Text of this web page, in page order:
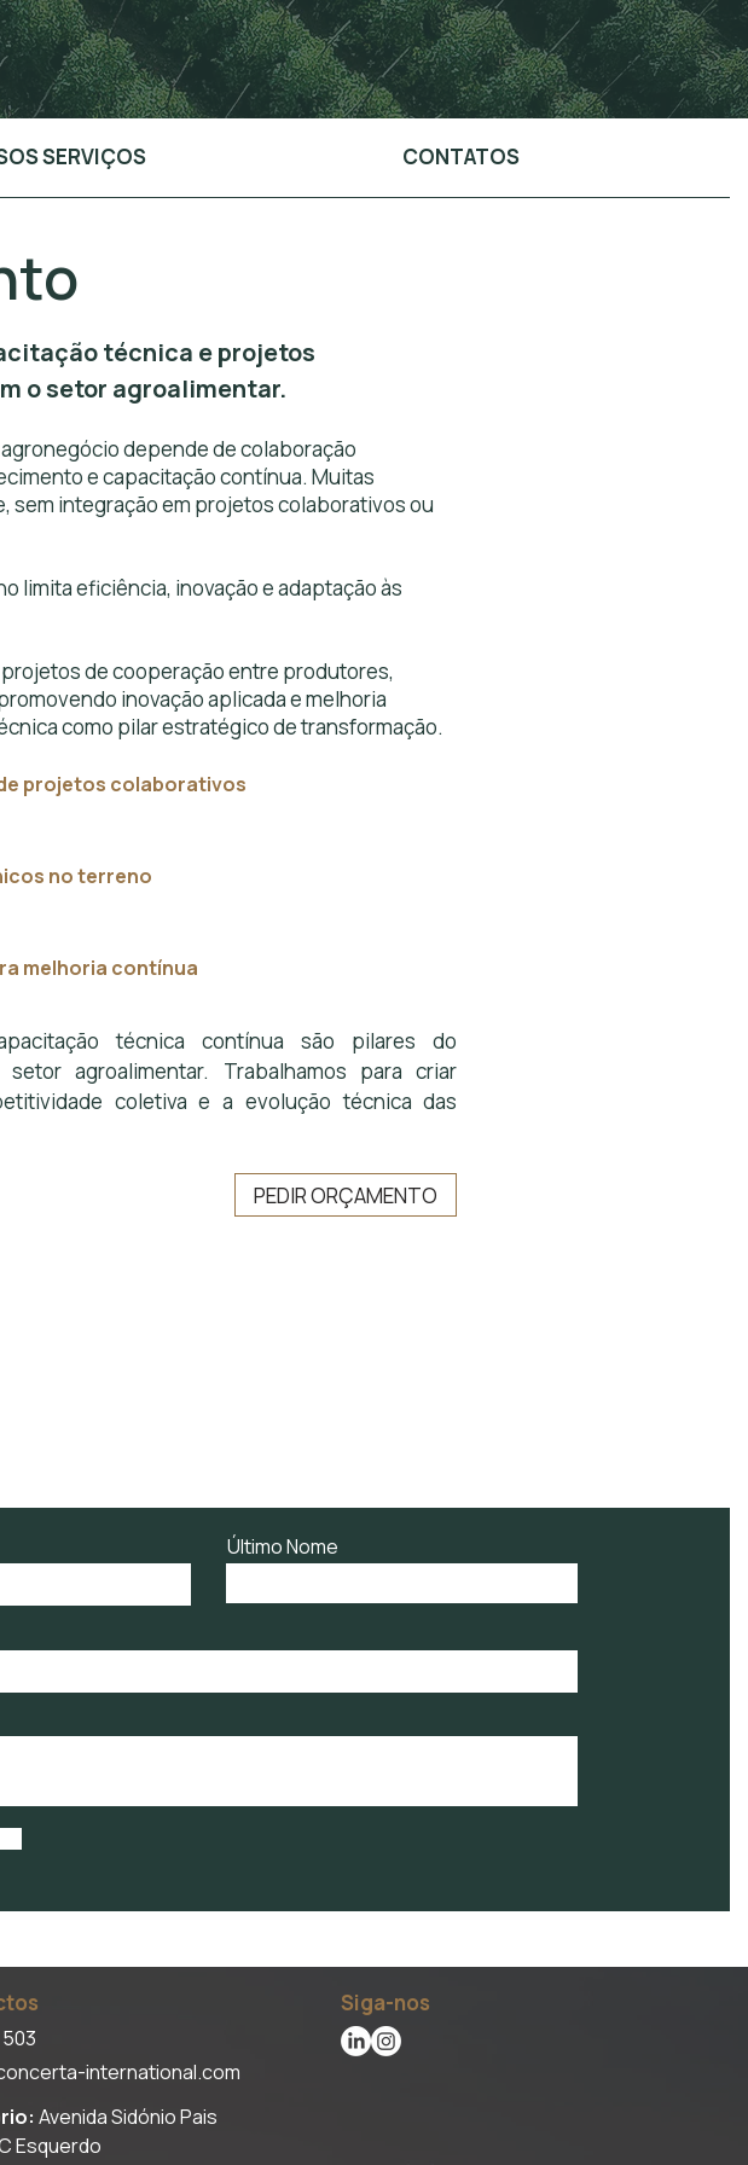
SERVIÇOS CONTATOS
técnica e projetos
o setor agroalimentar.
depende de colaboração
e capacitação contínua. Muitas
sem integração em projetos colaborativos ou
limita eficiência, inovação e adaptação às
de cooperação entre produtores,
inovação aplicada e melhoria
como pilar estratégico de transformação.
projetos colaborativos
no terreno
melhoria contínua
técnica contínua são pilares do
agroalimentar. Trabalhamos para criar
coletiva e a evolução técnica das
PEDIR ORÇAMENTO
Último Nome
international.com
Avenida Sidónio Pais
Esquerdo
Siga-nos